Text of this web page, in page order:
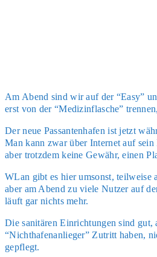
Am Abend sind wir auf der “Easy”
erst von der “Mediz­in­fla­sche”
Der neue Pas­san­ten­ha­fen ist jetzt
Man kann zwar über Inter­net auf
aber trotz­dem kei­ne Gewähr, einen
WLan gibt es hier umsonst, teil­wei­se
aber am Abend zu vie­le Nut­zer auf
läuft gar nichts mehr.
Die sani­tä­ren Ein­rich­tun­gen sind
“Nicht­ha­fen­an­lie­ger” Zutritt haben,
gepflegt.